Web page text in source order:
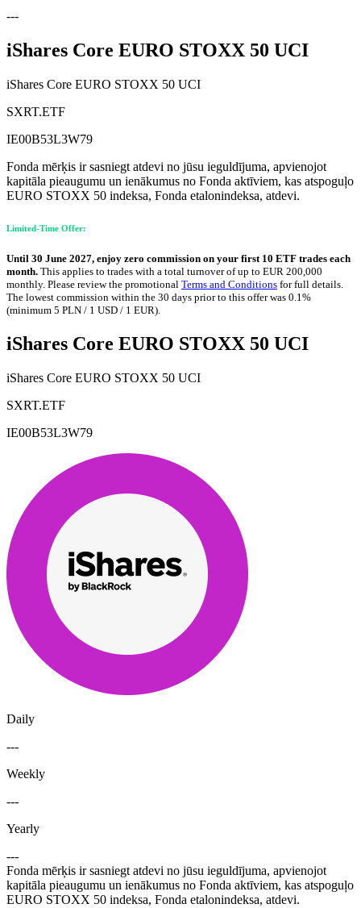
---
iShares Core EURO STOXX 50 UCI
iShares Core EURO STOXX 50 UCI
SXRT.ETF
IE00B53L3W79
Fonda mērķis ir sasniegt atdevi no jūsu ieguldījuma, apvienojot
kapitāla pieaugumu un ienākumus no Fonda aktīviem, kas atspoguļo
EURO STOXX 50 indeksa, Fonda etalonindeksa, atdevi.
Limited-Time Offer:
Until 30 June 2027, enjoy zero commission on your first 10 ETF trades each
month. This applies to trades with a total turnover of up to EUR 200,000
monthly. Please review the promotional Terms and Conditions for full details.
The lowest commission within the 30 days prior to this offer was 0.1%
(minimum 5 PLN / 1 USD / 1 EUR).
iShares Core EURO STOXX 50 UCI
iShares Core EURO STOXX 50 UCI
SXRT.ETF
IE00B53L3W79
Daily
---
Weekly
---
Yearly
---
Fonda mērķis ir sasniegt atdevi no jūsu ieguldījuma, apvienojot
kapitāla pieaugumu un ienākumus no Fonda aktīviem, kas atspoguļo
EURO STOXX 50 indeksa, Fonda etalonindeksa, atdevi.